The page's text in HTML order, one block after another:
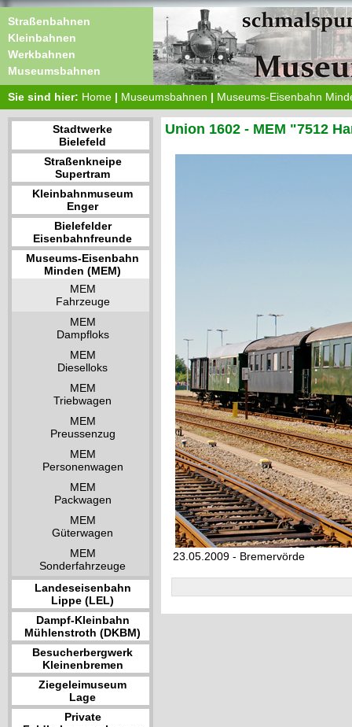
Straßenbahnen
Kleinbahnen
Werkbahnen
Museumsbahnen
Sie sind hier: Home | Museumsbahnen | Museums-Eisenbahn
Stadtwerke
Bielefeld
Straßenkneipe
Supertram
Kleinbahnmuseum
Enger
Bielefelder
Eisenbahnfreunde
Museums-Eisenbahn
Minden (MEM)
MEM
Fahrzeuge
MEM
Dampfloks
MEM
Dieselloks
MEM
Triebwagen
MEM
Preussenzug
MEM
Personenwagen
MEM
Packwagen
MEM
Güterwagen
MEM
Sonderfahrzeuge
Landeseisenbahn
Lippe (LEL)
Dampf-Kleinbahn
Mühlenstroth (DKBM)
Besucherbergwerk
Kleinenbremen
Ziegeleimuseum
Lage
Private
Union 1602 - MEM "7512
23.05.2009 - Bremervörde